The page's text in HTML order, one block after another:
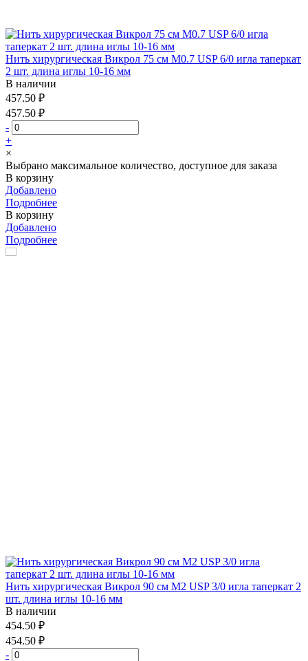
Нить хирургическая Викрол 75 см М0.7 USP 6/0 игла таперкат
2 шт. длина иглы 10-16 мм
В наличии
457.50 ₽
457.50 ₽
-
+
×
Выбрано максимальное количество, доступное для заказа
В корзину
Добавлено
Подробнее
В корзину
Добавлено
Подробнее
Нить хирургическая Викрол 90 см М2 USP 3/0 игла таперкат 2
шт. длина иглы 10-16 мм
В наличии
454.50 ₽
454.50 ₽
-